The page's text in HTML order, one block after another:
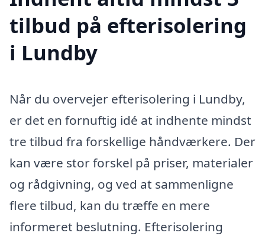
tilbud på efterisolering
i Lundby
Når du overvejer efterisolering i Lundby,
er det en fornuftig idé at indhente mindst
tre tilbud fra forskellige håndværkere. Der
kan være stor forskel på priser, materialer
og rådgivning, og ved at sammenligne
flere tilbud, kan du træffe en mere
informeret beslutning. Efterisolering